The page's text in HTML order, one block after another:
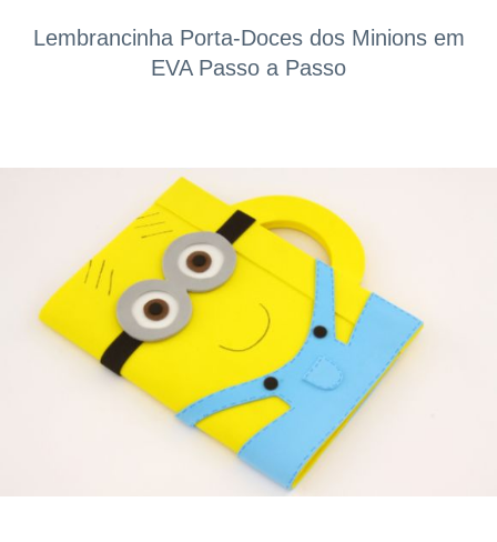
Lembrancinha Porta-Doces dos Minions em
EVA Passo a Passo